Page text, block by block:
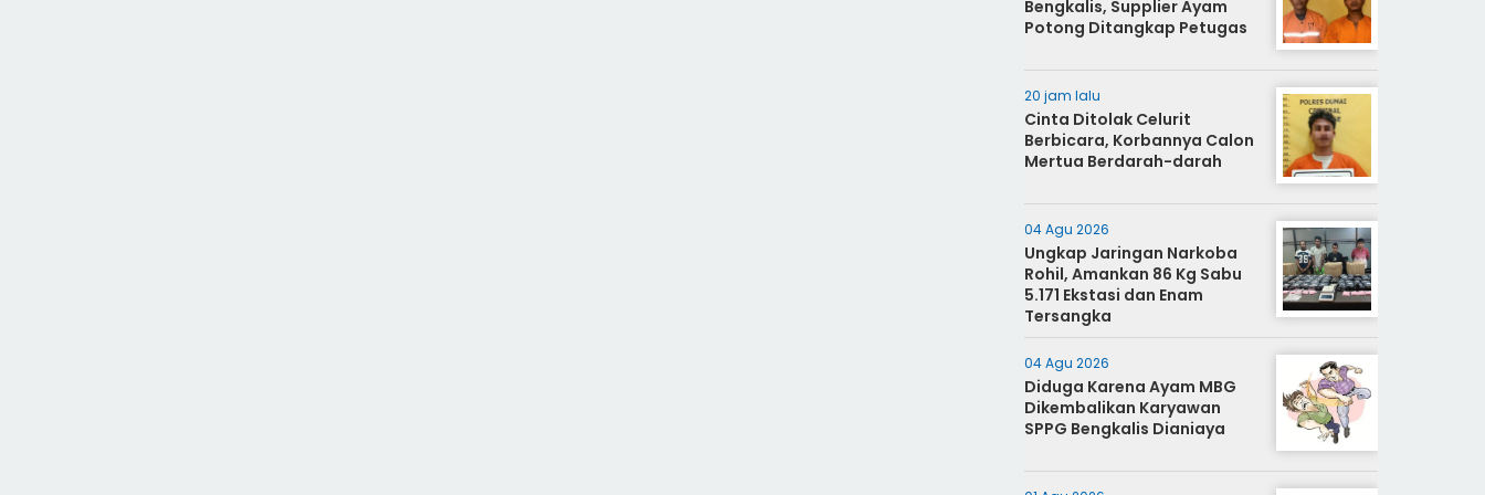
Bengkalis, Supplier Ayam
Potong Ditangkap Petugas
20 jam lalu
Cinta Ditolak Celurit
Berbicara, Korbannya Calon
Mertua Berdarah-darah
04 Agu 2026
Ungkap Jaringan Narkoba
Rohil, Amankan 86 Kg Sabu
5.171 Ekstasi dan Enam
Tersangka
04 Agu 2026
Diduga Karena Ayam MBG
Dikembalikan Karyawan
SPPG Bengkalis Dianiaya